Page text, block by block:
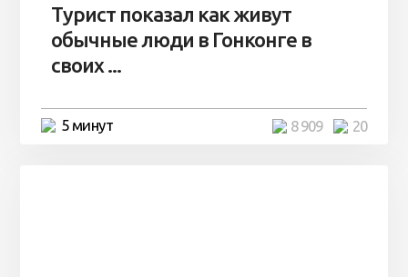
Турист показал как живут
обычные люди в Гонконге в
своих ...
5 минут 20
8 909